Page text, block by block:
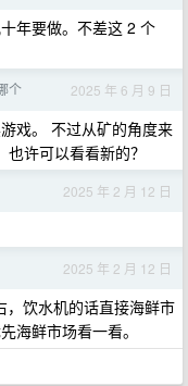
年要做。不差这 2 个
个 2025 年 6 月 9 日
戏。 不过从矿的角度来
许可以看看新的？
2025 年 2 月 12 日
2025 年 2 月 12 日
饮水机的话直接海鲜市
海鲜市场看一看。